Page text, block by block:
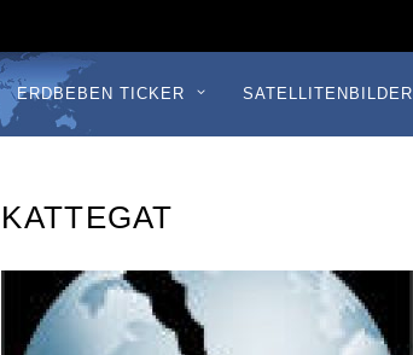
ERDBEBEN TICKER SATELLITENBILDER
KATTEGAT